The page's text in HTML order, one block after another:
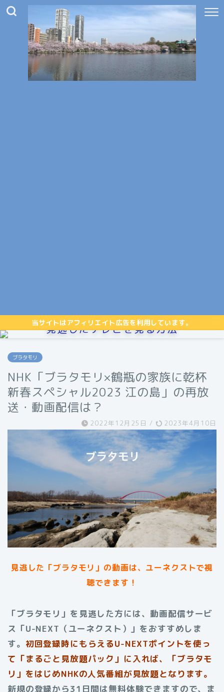
当サイトはアフィリエイト広告を利用しています。
見逃したテレビを見る方法
ブラタモリ
NHK「ブラタモリ×鶴瓶の家族に乾杯
新春スペシャル2023 江の島」の再放
送・動画配信は？
2022年12月25日 / 2023年4月10日
見逃した「ブラタモリ」の動画は、ユーネクストで視
聴できます！
「ブラタモリ」を見逃した方には、動画配信サービ
ス「U-NEXT（ユーネクスト）」をおすすめしま
す。 初回登録時にもらえるU-NEXTポイントを使っ
て「まるごと見放題パック」に入れば、「ブラタモ
リ」をはじめNHKの人気番組が見放題となります。
新規の登録から31日間は無料体験できますので、ま